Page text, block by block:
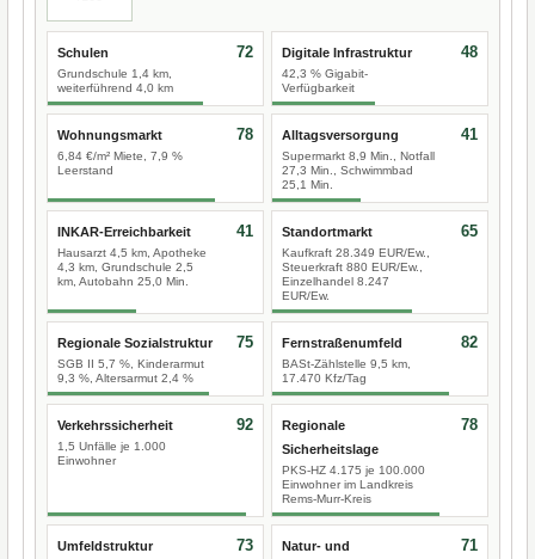
Schulen
Grundschule 1,4 km,
weiterführend 4,0 km
72 Digitale Infrastruktur
42,3 % Gigabit-
Verfügbarkeit
48
Wohnungsmarkt
6,84 €/m² Miete, 7,9 %
Leerstand
78 Alltagsversorgung
Supermarkt 8,9 Min., Notfall
27,3 Min., Schwimmbad
25,1 Min.
41
INKAR-Erreichbarkeit
Hausarzt 4,5 km, Apotheke
4,3 km, Grundschule 2,5
km, Autobahn 25,0 Min.
41 Standortmarkt
Kaufkraft 28.349 EUR/Ew.,
Steuerkraft 880 EUR/Ew.,
Einzelhandel 8.247
EUR/Ew.
65
Regionale Sozialstruktur
SGB II 5,7 %, Kinderarmut
9,3 %, Altersarmut 2,4 %
75 Fernstraßenumfeld
BASt-Zählstelle 9,5 km,
17.470 Kfz/Tag
82
Verkehrssicherheit
1,5 Unfälle je 1.000
Einwohner
92
Regionale
Sicherheitslage
PKS-HZ 4.175 je 100.000
Einwohner im Landkreis
Rems-Murr-Kreis
78
Umfeldstruktur 73
Natur- und
71